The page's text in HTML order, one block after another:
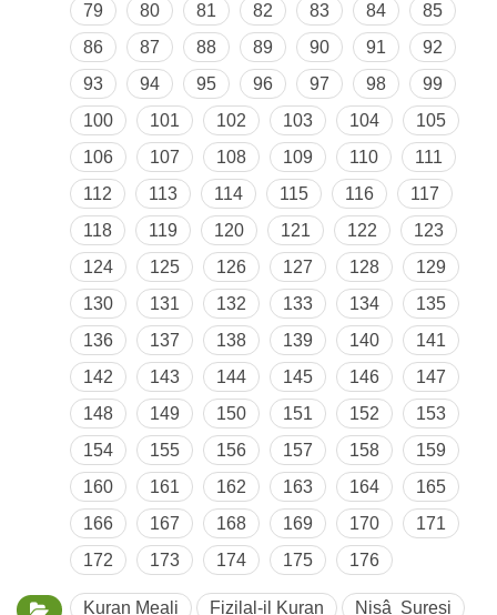
79
80 81 82 83 84
85
86
87 88 89 90 91
92
93
94 95 96 97 98
99
100
101 102 103 104
105
106
107 108 109 110
111
112
113 114 115 116
117
118
119 120 121 122
123
124
125 126 127 128
129
130
131 132 133 134
135
136
137 138 139 140
141
142
143 144 145 146
147
148
149 150 151 152
153
154
155 156 157 158
159
160
161 162 163 164
165
166
167 168 169 170
171
172
173 174 175 176
Kuran Meali Fizilal-il Kuran Nisâ Suresi